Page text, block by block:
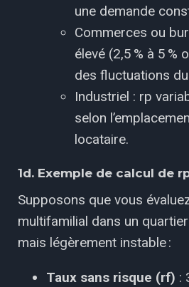
une demande
Commerces ou
élevé (2,5 % à 5 %
des fluctuations
Industriel : rp
selon
locataire.
1d. Exemple de calcul de
Supposons que vous
multifamilial dans un
mais légèrement instable :
Taux sans risque (rf) :